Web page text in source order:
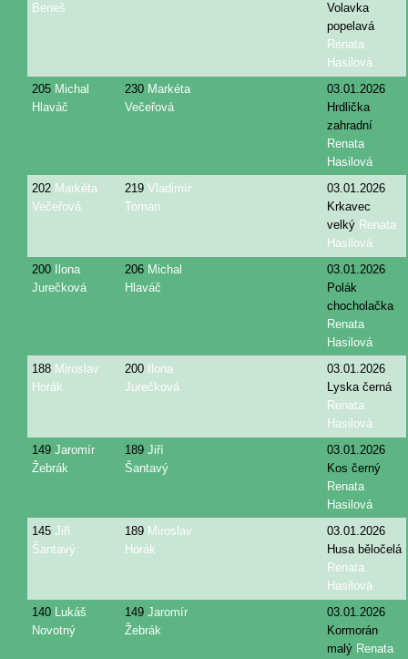
Beneš
Volavka
popelavá
Renata
Hasilová
205 Michal
Hlaváč
230 Markéta
Večeřová
03.01.2026
Hrdlička
zahradní
Renata
Hasilová
202 Markéta
Večeřová
219 Vladimír
Toman
03.01.2026
Krkavec
velký Renata
Hasilová
200
Ilona
Jurečková
206 Michal
Hlaváč
03.01.2026
Polák
chocholačka
Renata
Hasilová
188 Miroslav
Horák
200
Ilona
Jurečková
03.01.2026
Lyska černá
Renata
Hasilová
149 Jaromír
Žebrák
189 Jiří
Šantavý
03.01.2026
Kos černý
Renata
Hasilová
145 Jiří
Šantavý
189 Miroslav
Horák
03.01.2026
Husa běločelá
Renata
Hasilová
140 Lukáš
Novotný
149 Jaromír
Žebrák
03.01.2026
Kormorán
malý Renata